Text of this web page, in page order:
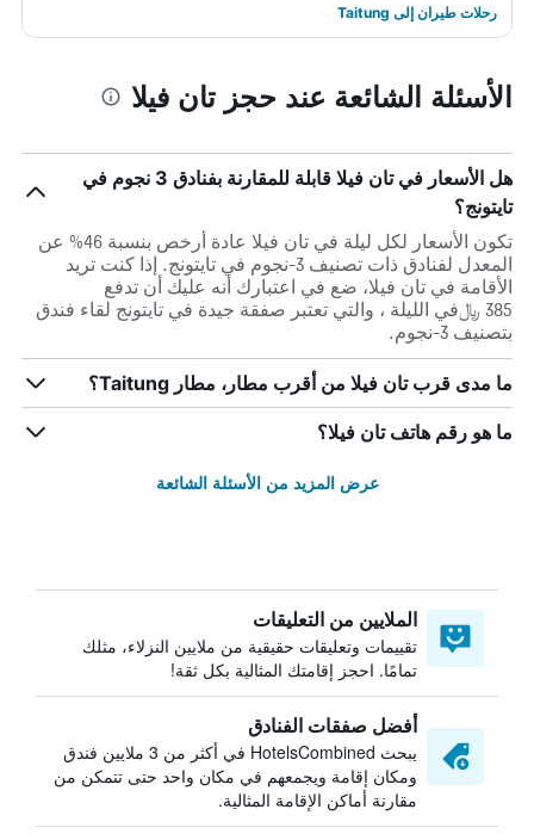
رحلات طيران إلى Taitung
الأسئلة الشائعة عند حجز تان فيلا
هل الأسعار في تان فيلا قابلة للمقارنة بفنادق 3 نجوم في
تايتونج؟
تكون الأسعار لكل ليلة في تان فيلا عادة أرخص بنسبة 46% عن
المعدل لفنادق ذات تصنيف 3-نجوم في تايتونج. إذا كنت تريد
الأقامة في تان فيلا، ضع في اعتبارك أنه عليك أن تدفع
385 ﷼في الليلة ، والتي تعتبر صفقة جيدة في تايتونج لقاء فندق
بتصنيف 3-نجوم.
ما مدى قرب تان فيلا من أقرب مطار، مطار Taitung؟
ما هو رقم هاتف تان فيلا؟
عرض المزيد من الأسئلة الشائعة
الملايين من التعليقات
تقييمات وتعليقات حقيقية من ملايين النزلاء، مثلك
تمامًا. احجز إقامتك المثالية بكل ثقة!
أفضل صفقات الفنادق
يبحث HotelsCombined في أكثر من 3 ملايين فندق
ومكان إقامة ويجمعهم في مكان واحد حتى تتمكن من
مقارنة أماكن الإقامة المثالية.